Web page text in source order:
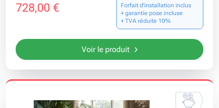
728,00 €
Forfait d’installation inclus
+ garantie pose incluse
+ TVA réduite 10%
Voir le produit